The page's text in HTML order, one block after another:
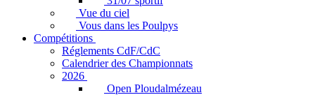
Vue du ciel
Vous dans les Poulpys
Compétitions
Réglements CdF/CdC
Calendrier des Championnats
2026
Open Ploudalmézeau